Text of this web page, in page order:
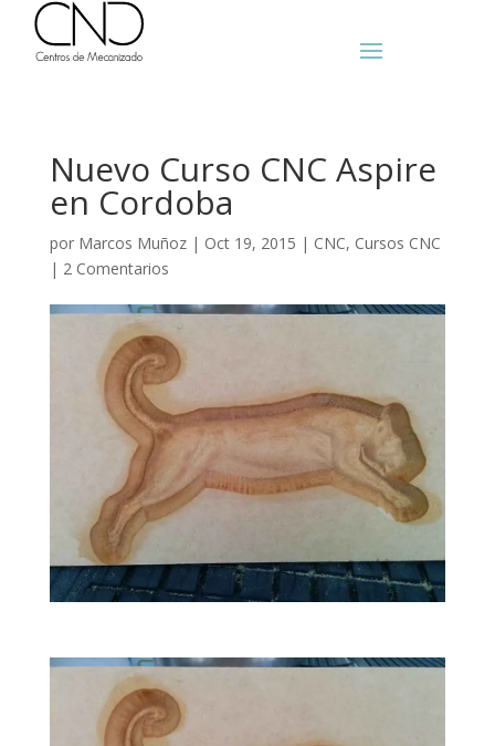
Nuevo Curso CNC Aspire
en Cordoba
por Marcos Muñoz| Oct 19, 2015 | CNC, Cursos CNC
| 2 Comentarios